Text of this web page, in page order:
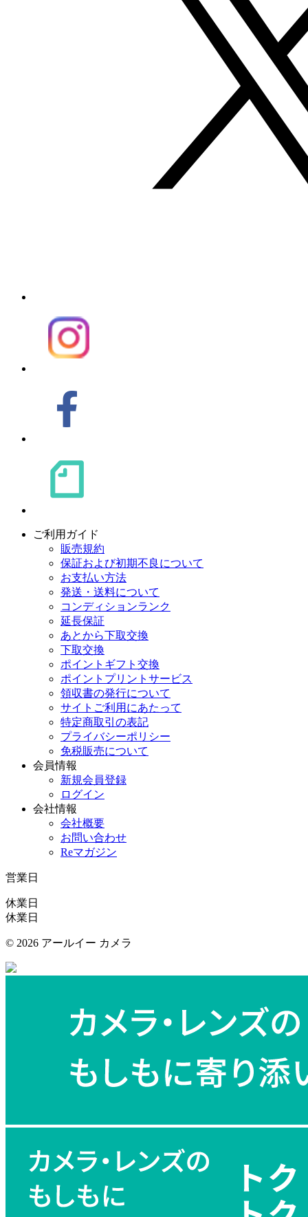
ご利用ガイド
販売規約
保証および初期不良について
お支払い方法
発送・送料について
コンディションランク
延長保証
あとから下取交換
下取交換
ポイントギフト交換
ポイントプリントサービス
領収書の発行について
サイトご利用にあたって
特定商取引の表記
プライバシーポリシー
免税販売について
会員情報
新規会員登録
ログイン
会社情報
会社概要
お問い合わせ
Reマガジン
営業日
休業日
休業日
© 2026 アールイー カメラ